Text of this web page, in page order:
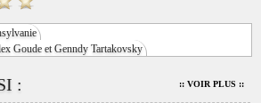
Goude et Genndy Tartakovsky
: :: VOIR PLUS ::